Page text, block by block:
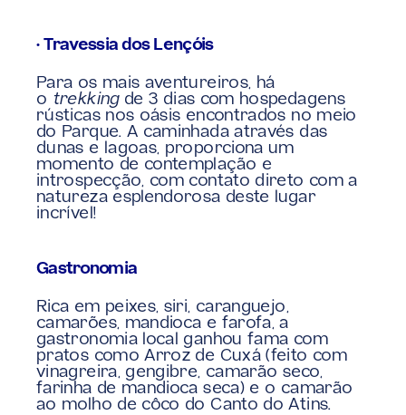
• Travessia dos Lençóis
Para os mais aventureiros, há
o trekking de 3 dias com hospedagens
rústicas nos oásis encontrados no meio
do Parque. A caminhada através das
dunas e lagoas, proporciona um
momento de contemplação e
introspecção, com contato direto com a
natureza esplendorosa deste lugar
incrível!
Gastronomia
Rica em peixes, siri, caranguejo,
camarões, mandioca e farofa, a
gastronomia local ganhou fama com
pratos como Arroz de Cuxá (feito com
vinagreira, gengibre, camarão seco,
farinha de mandioca seca) e o camarão
ao molho de côco do Canto do Atins.